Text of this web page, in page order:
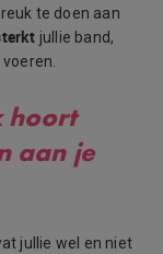
te doen aan
jullie band,
hoort
aan je
jullie wel en niet